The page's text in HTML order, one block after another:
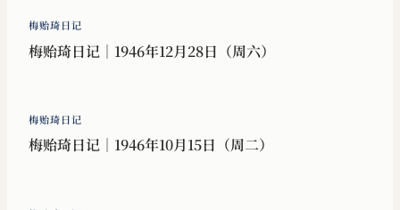
梅贻琦日记
梅贻琦日记｜1946年12月28日（周六）
梅贻琦日记
梅贻琦日记｜1946年10月15日（周二）